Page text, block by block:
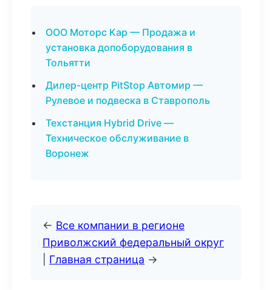
ООО Моторс Кар — Продажа и
установка допоборудования в
Тольятти
Дилер-центр PitStop Автомир —
Рулевое и подвеска в Ставрополь
Техстанция Hybrid Drive —
Техническое обслуживание в
Воронеж
← Все компании в регионе
Приволжский федеральный округ
Главная страница →